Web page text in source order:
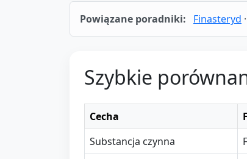
Powiązane poradniki: Finasteryd ·
Szybkie
Cecha
Substancja czynna